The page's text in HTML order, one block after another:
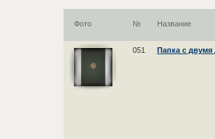
Фото № Название
051 Папка с